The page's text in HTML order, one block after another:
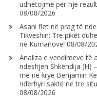
udhëtojmë për një
08/08/2026
Asani flet në prag të
Tikveshin: Tre pikët
në Kumanovë! 08/08/
Analiza e vendimeve të
ndeshjen Shkëndija (H)
me në krye Benjamin
ndërhyri saktë në tre
08/08/2026